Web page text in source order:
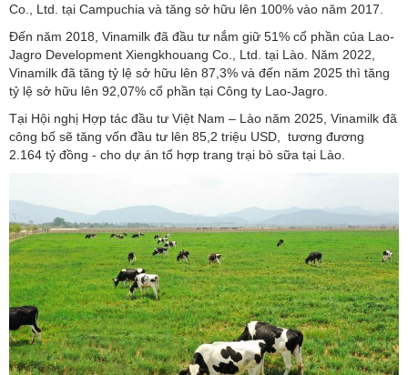
Co., Ltd. tại Campuchia và tăng sở hữu lên 100% vào năm 2017.
Đến năm 2018, Vinamilk đã đầu tư nắm giữ 51% cổ phần của Lao-
Jagro Development Xiengkhouang Co., Ltd. tại Lào. Năm 2022,
Vinamilk đã tăng tỷ lệ sở hữu lên 87,3% và đến năm 2025 thì tăng
tỷ lệ sở hữu lên 92,07% cổ phần tại Công ty Lao-Jagro.
Tại Hội nghị Hợp tác đầu tư Việt Nam – Lào năm 2025, Vinamilk đã
công bố sẽ tăng vốn đầu tư lên 85,2 triệu USD, tương đương
2.164 tỷ đồng - cho dự án tổ hợp trang trại bò sữa tại Lào.